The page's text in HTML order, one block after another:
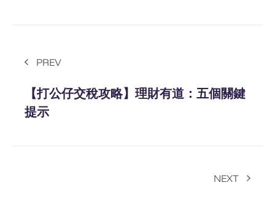
NEXT
PREV
【打公仔交稅攻略】理財有道：五個關鍵
提示